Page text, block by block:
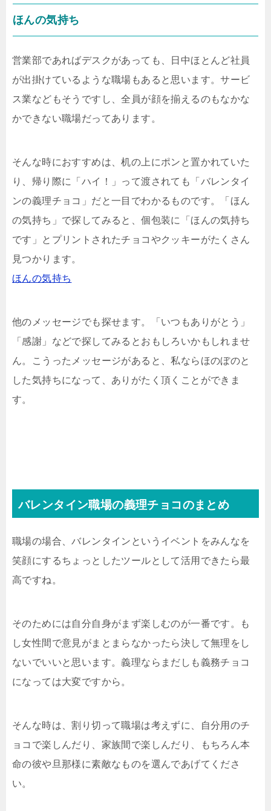
ほんの気持ち
営業部であればデスクがあっても、日中ほとんど社員
が出掛けているような職場もあると思います。サービ
ス業などもそうですし、全員が顔を揃えるのもなかな
かできない職場だってあります。
そんな時におすすめは、机の上にポンと置かれていた
り、帰り際に「ハイ！」って渡されても「バレンタイ
ンの義理チョコ」だと一目でわかるものです。「ほん
の気持ち」で探してみると、個包装に「ほんの気持ち
です」とプリントされたチョコやクッキーがたくさん
見つかります。
ほんの気持ち
他のメッセージでも探せます。「いつもありがとう」
「感謝」などで探してみるとおもしろいかもしれませ
ん。こうったメッセージがあると、私ならほのぼのと
した気持ちになって、ありがたく頂くことができま
す。
バレンタイン職場の義理チョコのまとめ
職場の場合、バレンタインというイベントをみんなを
笑顔にするちょっとしたツールとして活用できたら最
高ですね。
そのためには自分自身がまず楽しむのが一番です。も
し女性間で意見がまとまらなかったら決して無理をし
ないでいいと思います。義理ならまだしも義務チョコ
になっては大変ですから。
そんな時は、割り切って職場は考えずに、自分用のチ
ョコで楽しんだり、家族間で楽しんだり、もちろん本
命の彼や旦那様に素敵なものを選んであげてくださ
い。